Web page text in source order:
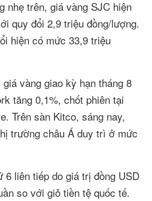
nhẹ trên, giá vàng SJC hiện
quy đổi 2,9 triệu đồng/lượng.
hiện có mức 33,9 triệu
vàng giao kỳ hạn tháng 8
tăng 0,1%, chốt phiên tại
Trên sàn Kitco, sáng nay,
trường châu Á duy trì ở mức
6 liên tiếp do giá trị đồng USD
so với giỏ tiền tệ quốc tế.